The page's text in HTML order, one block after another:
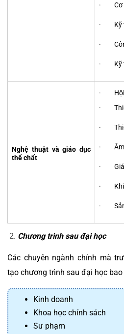
· Cơ
· Kỹ
·
· Kỹ
Nghệ thuật và giáo dục
thể chất
· Hội
·
·
· Âm
·
·
· Sản
Chương trình sau đại học
Các chuyên ngành chính mà
tạo chương trình sau đại học bao
Kinh doanh
Khoa học chính sách
Sư phạm